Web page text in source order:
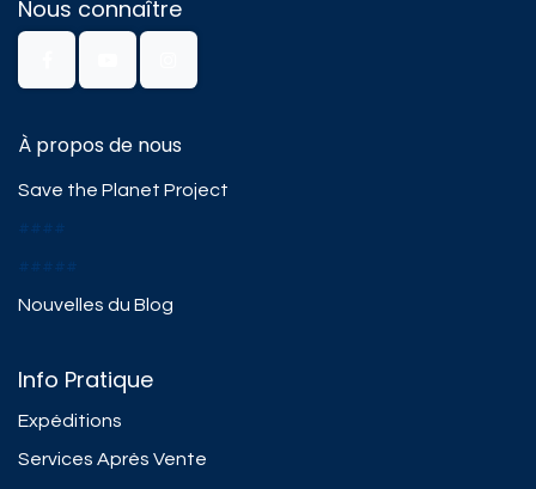
Nous connaître
À propos de nous
Save the Planet Project
####
#####
Nouvelles du Blog
Info Pratique
Expéditions
Services Après Vente